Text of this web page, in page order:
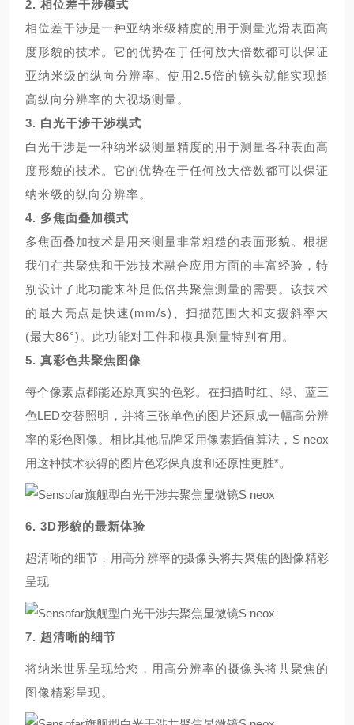
2. 相位差干涉模式
相位差干涉是一种亚纳米级精度的用于测量光滑表面高
度形貌的技术。它的优势在于任何放大倍数都可以保证
亚纳米级的纵向分辨率。使用2.5倍的镜头就能实现超
高纵向分辨率的大视场测量。
3. 白光干涉干涉模式
白光干涉是一种纳米级测量精度的用于测量各种表面高
度形貌的技术。它的优势在于任何放大倍数都可以保证
纳米级的纵向分辨率。
4. 多焦面叠加模式
多焦面叠加技术是用来测量非常粗糙的表面形貌。根据
我们在共聚焦和干涉技术融合应用方面的丰富经验，特
别设计了此功能来补足低倍共聚焦测量的需要。该技术
的最大亮点是快速(mm/s)、扫描范围大和支援斜率大
(最大86°)。此功能对工件和模具测量特别有用。
5. 真彩色共聚焦图像
每个像素点都能还原真实的色彩。在扫描时红、绿、蓝三
色LED交替照明，并将三张单色的图片还原成一幅高分辨
率的彩色图像。相比其他品牌采用像素插值算法，S neox
用这种技术获得的图片色彩保真度和还原性更胜*。
6. 3D形貌的最新体验
超清晰的细节，用高分辨率的摄像头将共聚焦的图像精彩
呈现
7. 超清晰的细节
将纳米世界呈现给您 ， 用高分辨率的摄像头将共聚焦的
图像精彩呈现。